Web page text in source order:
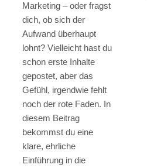
Marketing – oder fragst
dich, ob sich der
Aufwand überhaupt
lohnt? Vielleicht hast du
schon erste Inhalte
gepostet, aber das
Gefühl, irgendwie fehlt
noch der rote Faden. In
diesem Beitrag
bekommst du eine
klare, ehrliche
Einführung in die